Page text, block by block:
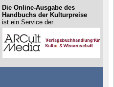
Die Online-Ausgabe des
Handbuchs der Kulturpreise
ist ein Service der